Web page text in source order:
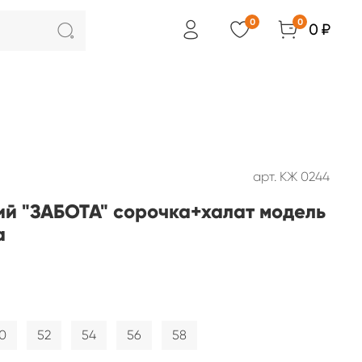
0 0
0 ₽
арт. КЖ 0244
"ЗАБОТА" сорочка+халат модель
52 54 56 58